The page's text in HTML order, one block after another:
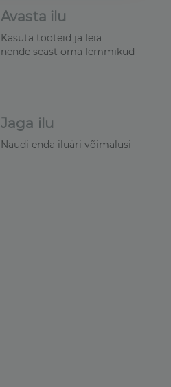
Avasta ilu
Kasuta tooteid ja leia
nende seast oma lemmikud
Jaga ilu
Naudi enda iluäri võimalusi